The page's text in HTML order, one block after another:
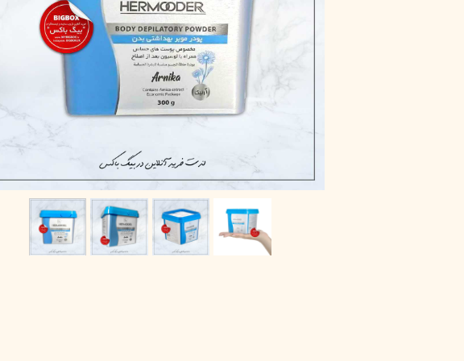
مراقبت چشم
شوینده صورت
ضد جوش و آکنه
ضد قارچ و باکتری
پاک دارو
درمالیفت
آر یو آکی
هیدرودرم
دیپ سنس
یونی‌ سنس
لاکچری کوین
سلکشن سیتی